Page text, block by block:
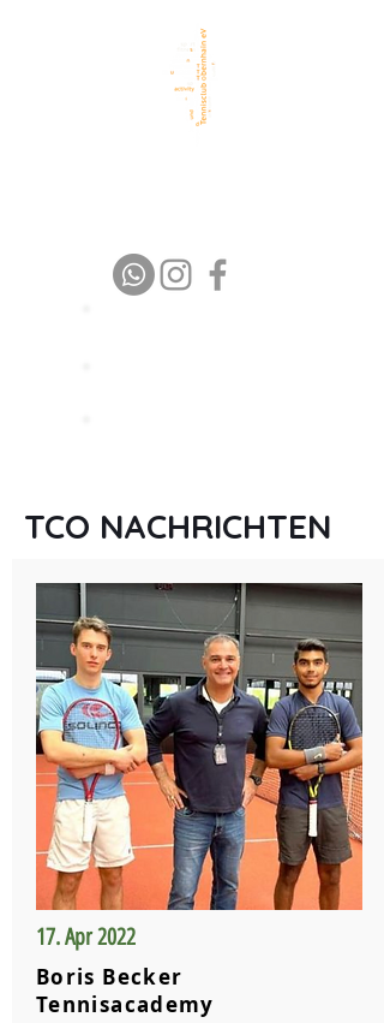
TCO NACHRICHTEN
17. Apr 2022
Boris Becker
Tennisacademy